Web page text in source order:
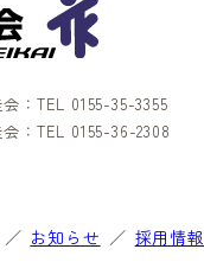
：TEL 0155-35-3355
：TEL 0155-36-2308
お知らせ
採用情報